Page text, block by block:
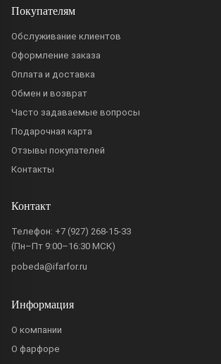
Покупателям
Обслуживание клиентов
Оформление заказа
Оплата и доставка
Обмен и возврат
Часто задаваемые вопросы
Подарочная карта
Отзывы покупателей
Контакты
Контакт
Телефон: +7 (927) 268-15-33
(Пн–Пт 9:00–16:30 МСК)
pobeda@ifarfor.ru
Информация
О компании
О фарфоре